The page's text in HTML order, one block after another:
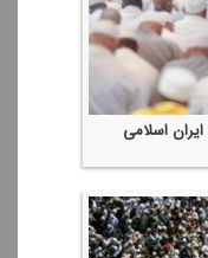
اسلامی